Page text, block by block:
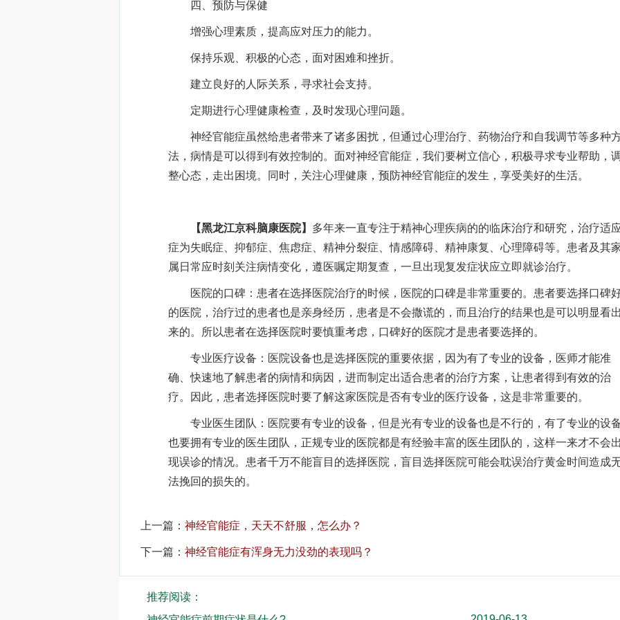
四、预防与保健
增强心理素质，提高应对压力的能力。
保持乐观、积极的心态，面对困难和挫折。
建立良好的人际关系，寻求社会支持。
定期进行心理健康检查，及时发现心理问题。
神经官能症虽然给患者带来了诸多困扰，但通过心理治疗、药物治疗和自我调节等多种
法，病情是可以得到有效控制的。面对神经官能症，我们要树立信心，积极寻求专业帮助，调
整心态，走出困境。同时，关注心理健康，预防神经官能症的发生，享受美好的生活。
【黑龙江京科脑康医院】 多年来一直专注于精神心理疾病的的临床治疗和研究，治疗适
症为失眠症、抑郁症、焦虑症、精神分裂症、情感障碍、精神康复、心理障碍等。患者及其
属日常应时刻关注病情变化，遵医嘱定期复查，一旦出现复发症状应立即就诊治疗。
医院的口碑：患者在选择医院治疗的时候，医院的口碑是非常重要的。患者要选择口碑
的医院，治疗过的患者也是亲身经历，患者是不会撒谎的，而且治疗的结果也是可以明显看出
来的。所以患者在选择医院时要慎重考虑，口碑好的医院才是患者要选择的。
专业医疗设备：医院设备也是选择医院的重要依据，因为有了专业的设备，医师才能准
确、快速地了解患者的病情和病因，进而制定出适合患者的治疗方案，让患者得到有效的治
疗。因此，患者选择医院时要了解这家医院是否有专业的医疗设备，这是非常重要的。
专业医生团队：医院要有专业的设备，但是光有专业的设备也是不行的，有了专业的设
也要拥有专业的医生团队，正规专业的医院都是有经验丰富的医生团队的，这样一来才不会出
现误诊的情况。患者千万不能盲目的选择医院，盲目选择医院可能会耽误治疗黄金时间造成
法挽回的损失的。
上一篇： 神经官能症，天天不舒服，怎么办？
下一篇： 神经官能症有浑身无力没劲的表现吗？
推荐阅读：